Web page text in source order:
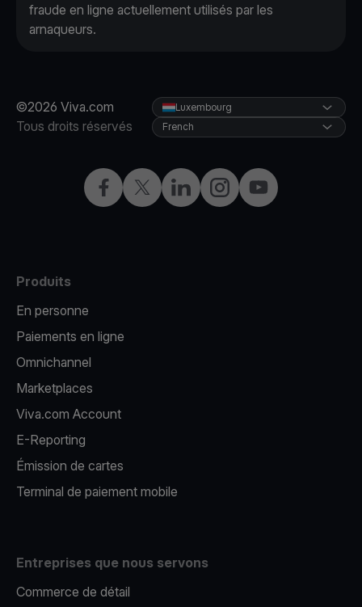
fraude en ligne actuellement utilisés par les
arnaqueurs.
©2026 Viva.com
Tous droits réservés
Facebook
X LinkedInInstagramYouTube
Luxembourg
French
Produits
En personne
Paiements en ligne
Omnichannel
Marketplaces
Viva.com Account
E-Reporting
Émission de cartes
Terminal de paiement mobile
Entreprises que nous servons
Commerce de détail